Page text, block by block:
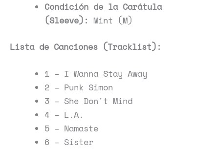
Condición de la Carátula
(Sleeve): Mint (M)
Lista de Canciones (Tracklist):
1 – I Wanna Stay Away
2 – Punk Simon
3 – She Don't Mind
4 – L.A.
5 – Namaste
6 – Sister